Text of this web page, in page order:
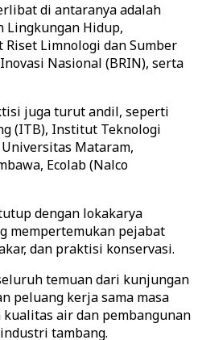
di antaranya adalah
Lingkungan Hidup,
Riset Limnologi dan Sumber
Nasional (BRIN), serta
juga turut andil, seperti
(ITB), Institut Teknologi
Mataram,
Ecolab (Nalco
dengan lokakarya
mempertemukan pejabat
dan praktisi konservasi.
temuan dari kunjungan
peluang kerja sama masa
air dan pembangunan
tambang.